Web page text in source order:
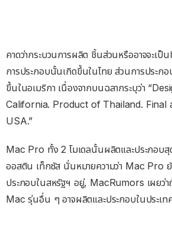
คาดว่ากระบวนการผลิต ชิ้นส่วนหรืออาจจะเ
การประกอบนั้นเกิดขึ้นในไทย ส่วนการประก
ขึ้นในอเมริกา เนื่องจากบนฉลากระบุว่า
California. Product of Thailand. Final
USA.”
Mac Pro ทั้ง 2 โมเดลนั้นผลิตและประกอบสุ
ออสติน เท็กซัส นั่นหมายความว่า Mac Pro ยั
ประกอบในสหรัฐฯ อยู่, MacRumors เผยว่า
Mac รุ่นอื่น ๆ อาจผลิตและประกอบในประเท